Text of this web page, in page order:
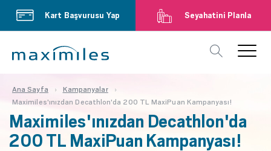
Kart Başvurusu Yap Seyahatini Planla
Ana Sayfa
Kampanyalar
Maximiles'ınızdan Decathlon'da 200 TL MaxiPuan Kampanyası!
Maximiles'ınızdan Decathlon'da
200 TL MaxiPuan Kampanyası!